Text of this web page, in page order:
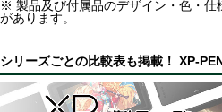
※ 製品及び付属品のデザイン・色・仕
があります。
シリーズごとの比較表も掲載！ XP-